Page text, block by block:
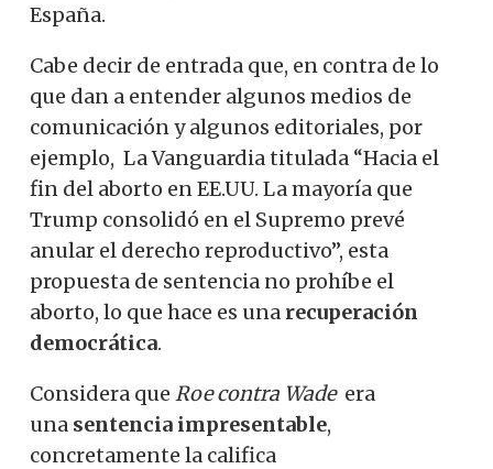
España.
Cabe decir de entrada que, en contra de lo
que dan a entender algunos medios de
comunicación y algunos editoriales, por
ejemplo, La Vanguardia titulada “Hacia el
fin del aborto en EE.UU. La mayoría que
Trump consolidó en el Supremo prevé
anular el derecho reproductivo”, esta
propuesta de sentencia no prohíbe el
aborto, lo que hace es una recuperación
democrática.
Considera que Roecontra Wadeera
una sentencia impresentable,
concretamente la califica